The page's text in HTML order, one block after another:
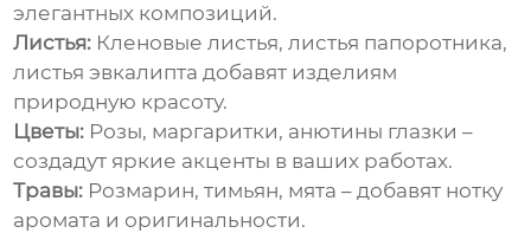
элегантных композиций.
Листья: Кленовые листья, листья папоротника,
листья эвкалипта добавят изделиям
природную красоту.
Цветы: Розы, маргаритки, анютины глазки –
создадут яркие акценты в ваших работах.
Травы: Розмарин, тимьян, мята – добавят нотку
аромата и оригинальности.